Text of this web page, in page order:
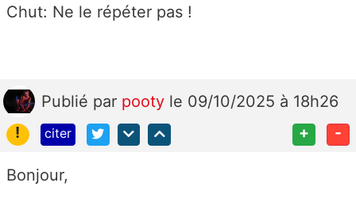
Chut: Ne le répéter pas !
Publié par pooty le 09/10/2025 à 18h26
!
citer + -
Bonjour,